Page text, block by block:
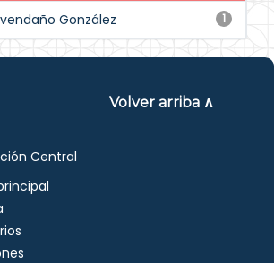
1
González
Volver arriba ∧
Central